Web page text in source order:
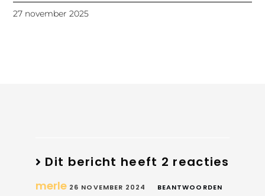
27 november 2025
Dit bericht heeft 2 reacties
merle 26 NOVEMBER 2024 BEANTWOORDEN